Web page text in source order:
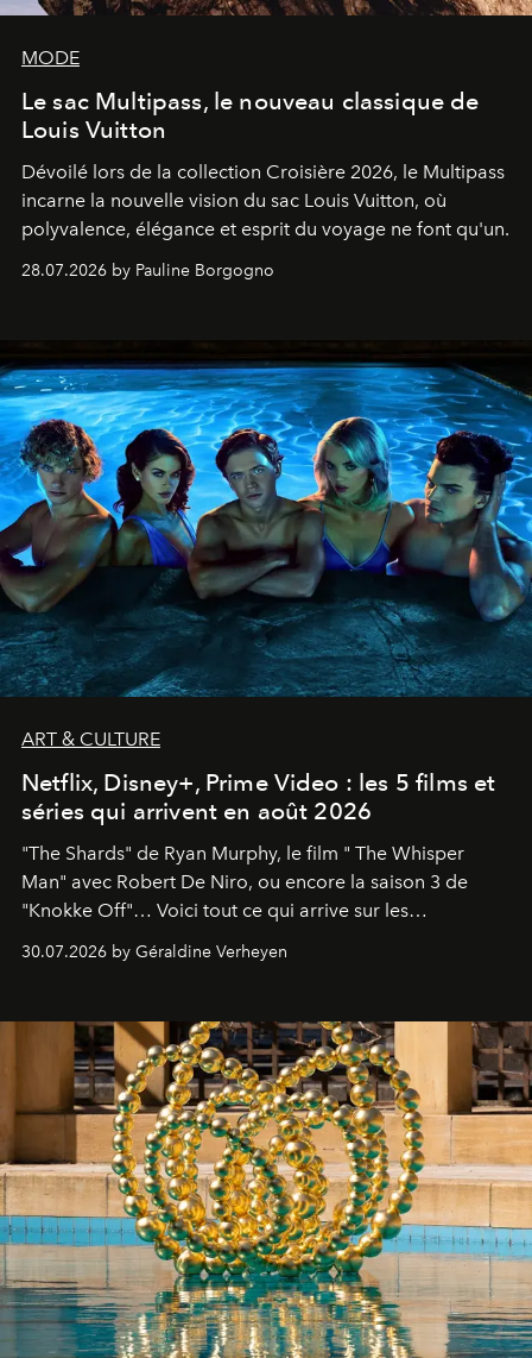
MODE
Le sac Multipass, le nouveau classique de
Louis Vuitton
Dévoilé lors de la collection Croisière 2026, le Multipass
incarne la nouvelle vision du sac Louis Vuitton, où
polyvalence, élégance et esprit du voyage ne font qu'un.
28.07.2026 by Pauline Borgogno
ART & CULTURE
Netflix, Disney+, Prime Video : les 5 films et
séries qui arrivent en août 2026
"The Shards" de Ryan Murphy, le film " The Whisper
Man" avec Robert De Niro, ou encore la saison 3 de
"Knokke Off"… Voici tout ce qui arrive sur les
30.07.2026 by Géraldine Verheyen